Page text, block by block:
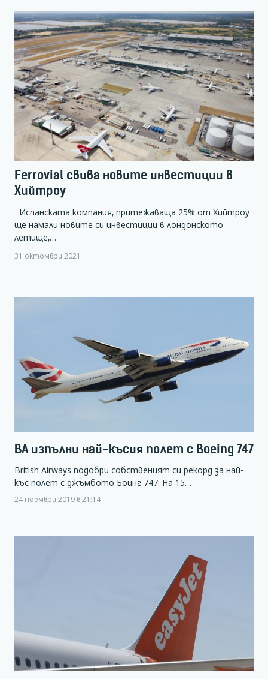
Ferrovial свива новите инвестиции в
Хийтроу
Испанската компания, притежаваща 25% от Хийтроу
ще намали новите си инвестиции в лондонското
летище,…
31 октомври 2021
BA изпълни най-късия полет с Boeing 747
British Airways подобри собственият си рекорд за най-
къс полет с джъмбото Боинг 747. На 15…
24 ноември 2019 в 21:14